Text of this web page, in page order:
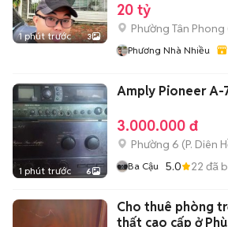
1 phút trước 3
20 tỷ
Phường Tân Phong
Phương Nhà Nhiều
1 phút trước 6
Amply Pioneer A-
3.000.000 đ
Phường 6 (P. Diên
Ba Cậu 5.0 22 đã
Cho thuê phòng
thất cao cấp ở